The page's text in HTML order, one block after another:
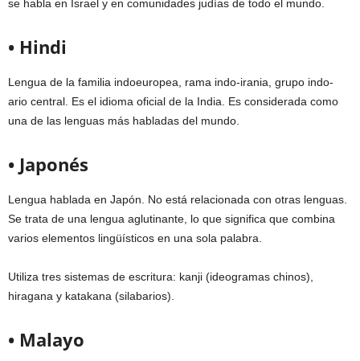
se habla en Israel y en comunidades judías de todo el mundo.
• Hindi
Lengua de la familia indoeuropea, rama indo-irania, grupo indo-
ario central. Es el idioma oficial de la India. Es considerada como
una de las lenguas más habladas del mundo.
• Japonés
Lengua hablada en Japón. No está relacionada con otras lenguas.
Se trata de una lengua aglutinante, lo que significa que combina
varios elementos lingüísticos en una sola palabra.
Utiliza tres sistemas de escritura: kanji (ideogramas chinos),
hiragana y katakana (silabarios).
• Malayo